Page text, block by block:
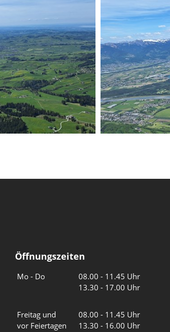
Öffnungszeiten
Mo - Do
08.00 - 11.45 Uhr
13.30 - 17.00 Uhr
Freitag und
vor Feiertagen
08.00 - 11.45 Uhr
13.30 - 16.00 Uhr